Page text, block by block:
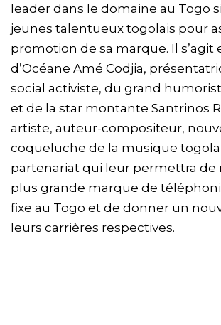
leader dans le domaine au Togo
jeunes talentueux togolais pour
promotion de sa marque. Il s’agit
d’Océane Amé Codjia,
social activiste, du grand
et de la star montante Santrinos
artiste, auteur-compositeur,
coqueluche de la musique
partenariat qui leur permettra de
plus grande marque de
fixe au Togo et de donner un
leurs carrières respectives.